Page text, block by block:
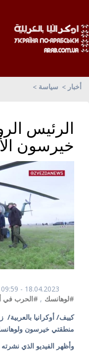
أخبار سياسة
الرئيس
خيرسون
18.04.2023 - 09:59
#لوهانسك , #الحرب في
كييف/ أوكرانيا بالعربية/
منطقتي خيرسون